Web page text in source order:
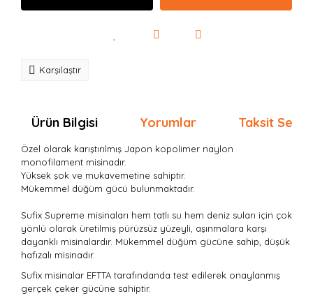
Karşılaştır
Ürün Bilgisi Yorumlar Taksit
Özel olarak karıştırılmış Japon kopolimer naylon
monofilament misinadır.
Yüksek şok ve mukavemetine sahiptir.
Mükemmel düğüm gücü bulunmaktadır.
Sufix Supreme misinaları hem tatlı su hem deniz suları için çok
yönlü olarak üretilmiş pürüzsüz yüzeyli, aşınmalara karşı
dayanklı misinalardır. Mükemmel düğüm gücüne sahip, düşük
hafızalı misinadır.
Sufix misinalar EFTTA tarafındanda test edilerek onaylanmış
gerçek çeker gücüne sahiptir.